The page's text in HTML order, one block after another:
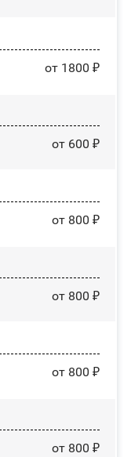
от 1800 ₽
от 600 ₽
от 800 ₽
от 800 ₽
от 800 ₽
от 800 ₽